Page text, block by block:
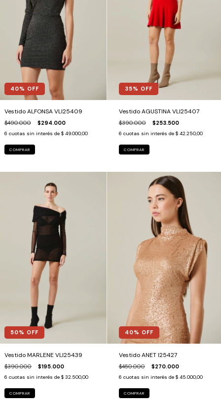
40% OFF
Vestido ALFONSA VLI25409
$490.000 $294.000
6 cuotas sin interés de $ 49.000,00
COMPRAR
35% OFF
Vestido AGUSTINA VLI25407
$390.000 $253.500
6 cuotas sin interés de $ 42.250,00
COMPRAR
50% OFF
Vestido MARLENE VLI25439
$390.000 $195.000
6 cuotas sin interés de $ 32.500,00
COMPRAR
40% OFF
Vestido ANET I25427
$450.000 $270.000
6 cuotas sin interés de $ 45.000,00
COMPRAR